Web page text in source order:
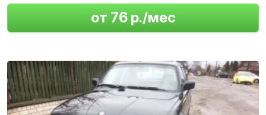
от 76 р./мес